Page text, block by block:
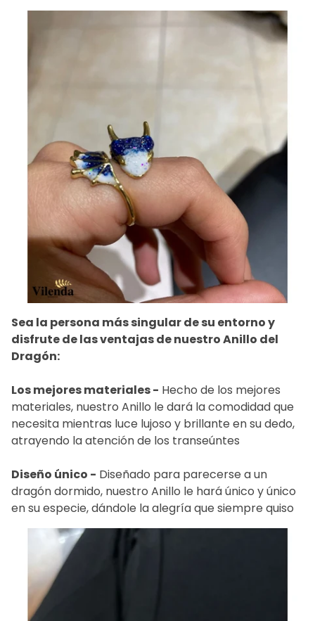
Sea la persona más singular de su entorno y
disfrute de las ventajas de nuestro Anillo del
Dragón:
Los mejores materiales - Hecho de los mejores
materiales, nuestro Anillo le dará la comodidad que
necesita mientras luce lujoso y brillante en su dedo,
atrayendo la atención de los transeúntes
Diseño único - Diseñado para parecerse a un
dragón dormido, nuestro Anillo le hará único y único
en su especie, dándole la alegría que siempre quiso